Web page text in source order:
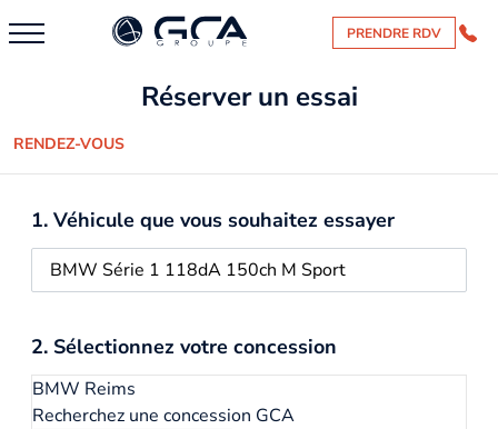
PRENDRE RDV
Réserver un essai
RENDEZ-VOUS
1. Véhicule que vous souhaitez essayer
2. Sélectionnez votre concession
BMW Reims
Recherchez une concession GCA